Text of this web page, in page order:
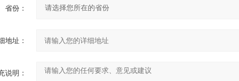
省份：
地址：
说明：